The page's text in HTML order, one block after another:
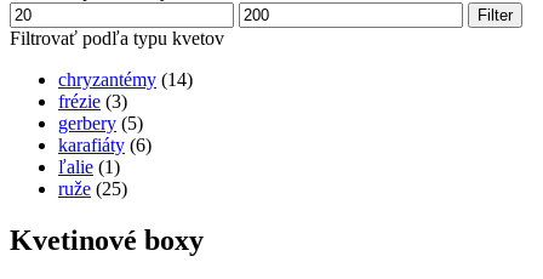
Minimálna
cena
Maximálna
cena
Filter
Filtrovať podľa typu kvetov
chryzantémy (14)
frézie (3)
gerbery (5)
karafiáty (6)
ľalie (1)
ruže (25)
Kvetinové boxy